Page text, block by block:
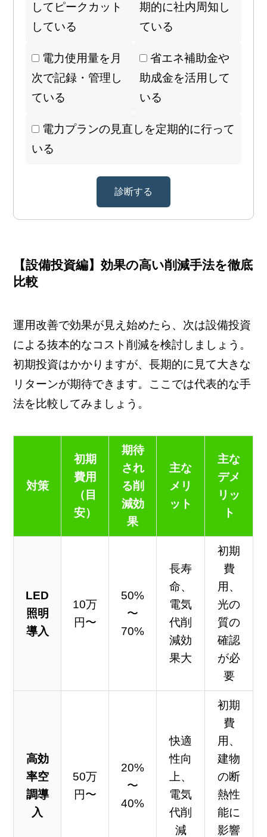
してピークカット
している
期的に社内周知し
ている
電力使用量を月
次で記録・管理し
ている
省エネ補助金や
助成金を活用して
いる
電力プランの見直しを定期的に行って
いる
診断する
【設備投資編】効果の高い削減手法を徹底
比較
運用改善で効果が見え始めたら、次は設備投資
による抜本的なコスト削減を検討しましょう。
初期投資はかかりますが、長期的に見て大きな
リターンが期待できます。ここでは代表的な手
法を比較してみましょう。
対策
初期
費用
（目
安）
期待
され
る削
減効
果
主な
メリ
ット
主な
デメ
リッ
ト
LED
照明
導入
10万
円〜
50%
〜
70%
長寿
命、
電気
代削
減効
果大
初期
費
用、
光の
質の
確認
が必
要
高効
率空
調導
入
50万
円〜
20%
〜
40%
快適
性向
上、
電気
代削
減
初期
費
用、
建物
の断
熱性
能に
影響